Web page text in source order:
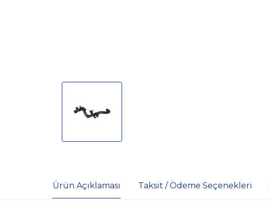
Ürün Açıklaması Taksit / Ödeme Seçenekleri